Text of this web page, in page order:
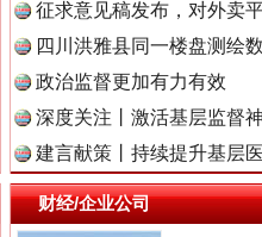
.中国
.中国
“文明之鹰-2025”
征求意见稿发布，对外卖
四川洪雅县同一楼盘测绘
政治监督更加有力有效
深度关注丨激活基层监督
建言献策丨持续提升基层
财经/企业公司